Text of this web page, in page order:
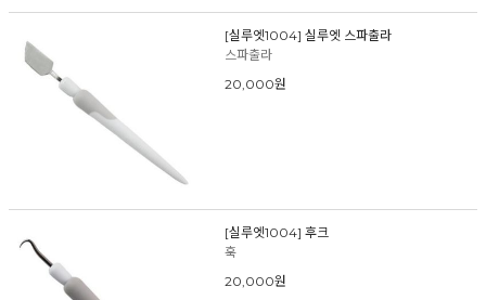
[실루엣1004] 실루엣 스파출라
스파출라
20,000원
[실루엣1004] 후크
훅
20,000원